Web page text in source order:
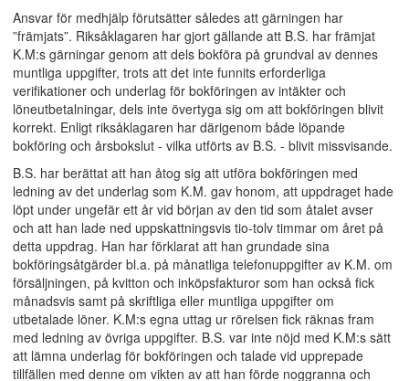
Ansvar för medhjälp förutsätter således att gärningen har
”främjats”. Riksåklagaren har gjort gällande att B.S. har främjat
K.M:s gärningar genom att dels bokföra på grundval av dennes
muntliga uppgifter, trots att det inte funnits erforderliga
verifikationer och underlag för bokföringen av intäkter och
löneutbetalningar, dels inte övertyga sig om att bokföringen blivit
korrekt. Enligt riksåklagaren har därigenom både löpande
bokföring och årsbokslut - vilka utförts av B.S. - blivit missvisande.
B.S. har berättat att han åtog sig att utföra bokföringen med
ledning av det underlag som K.M. gav honom, att uppdraget hade
löpt under ungefär ett år vid början av den tid som åtalet avser
och att han lade ned uppskattningsvis tio-tolv timmar om året på
detta uppdrag. Han har förklarat att han grundade sina
bokföringsåtgärder bl.a. på månatliga telefonuppgifter av K.M. om
försäljningen, på kvitton och inköpsfakturor som han också fick
månadsvis samt på skriftliga eller muntliga uppgifter om
utbetalade löner. K.M:s egna uttag ur rörelsen fick räknas fram
med ledning av övriga uppgifter. B.S. var inte nöjd med K.M:s sätt
att lämna underlag för bokföringen och talade vid upprepade
tillfällen med denne om vikten av att han förde noggranna och